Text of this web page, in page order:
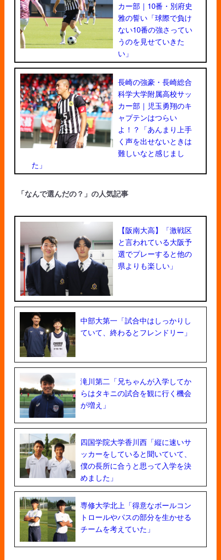
カー部｜10番・別府史
雅の誓い「球際で負け
ない10番の強さってい
うのを見せていきた
い」
長崎の強豪・長崎総合
科学大学附属高校サッ
カー部｜児玉勇翔のキ
ャプテンはつらい
よ！？「あんまり上手
く声を出せないときは
難しいなと感じまし
た」
「なんで選んだの？」の人気記事
【阪南大高】「激戦区
と言われている大阪予
選でプレーすると他の
県よりも楽しい」
中部大第一「試合中はしっかりし
ていて、終わるとフレンドリー」
滝川第二「兄ちゃんが入学してか
らはタキニの試合を観に行く機会
が増え」
四国学院大学香川西「縦に速いサ
ッカーをしていると聞いていて、
僕の長所に合うと思って入学を決
めました」
専修大学北上「得意なボールコン
トロールやパスの部分を生かせる
チームを考えていた」